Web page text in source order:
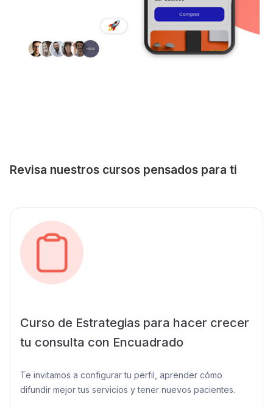
Revisa nuestros cursos pensados para ti
Curso de Estrategias para hacer crecer
tu consulta con Encuadrado
Te invitamos a configurar tu perfil, aprender cómo
difundir mejor tus servicios y tener nuevos pacientes.